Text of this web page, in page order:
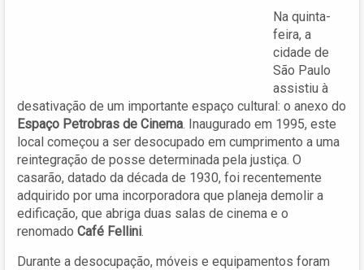
Na quinta-
feira, a
cidade de
São Paulo
assistiu à
desativação de um importante espaço cultural: o anexo do
Espaço Petrobras de Cinema. Inaugurado em 1995, este
local começou a ser desocupado em cumprimento a uma
reintegração de posse determinada pela justiça. O
casarão, datado da década de 1930, foi recentemente
adquirido por uma incorporadora que planeja demolir a
edificação, que abriga duas salas de cinema e o
renomado Café Fellini.
Durante a desocupação, móveis e equipamentos foram